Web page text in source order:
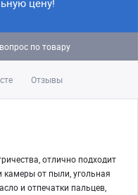
цену!
по товару
Отзывы
отлично подходит
камеры от пыли, угольная
и отпечатки пальцев,